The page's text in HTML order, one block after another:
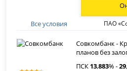
Все условия ПАО
Совкомбанк -
планов без
ПСК 13,883% -29